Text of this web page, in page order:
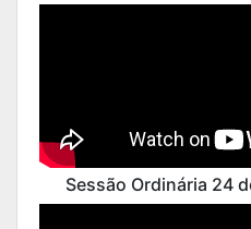
Sessão Ordinária 24